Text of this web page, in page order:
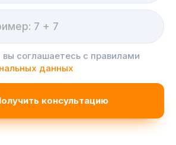
соглашаетесь с правилами
данных